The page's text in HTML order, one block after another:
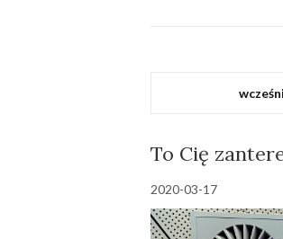
To Cię
2020-03-17